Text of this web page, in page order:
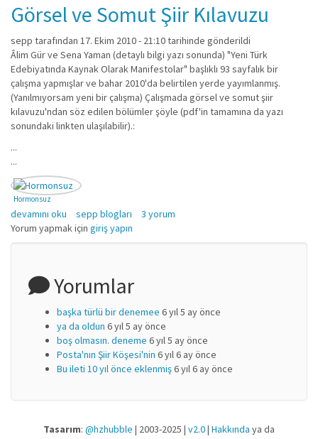
Görsel ve Somut Şiir Kılavuzu
sepp tarafından 17. Ekim 2010 - 21:10 tarihinde gönderildi
Âlim Gür ve Sena Yaman (detaylı bilgi yazı sonunda) "Yeni Türk
Edebiyatında Kaynak Olarak Manifestolar" başlıklı 93 sayfalık bir
çalışma yapmışlar ve bahar 2010'da belirtilen yerde yayımlanmış.
(Yanılmıyorsam yeni bir çalışma) Çalışmada görsel ve somut şiir
kılavuzu'ndan söz edilen bölümler şöyle (pdf'in tamamına da yazı
sonundaki linkten ulaşılabilir).:
...
...
Hormonsuz
Görsel ve Somut Şiir Kılavuzu hakkında
devamını oku sepp blogları
3 yorum
Yorum yapmak için giriş yapın
Yorumlar
başka türlü bir denemee 6 yıl 5 ay önce
ya da oldun 6 yıl 5 ay önce
boş olmasın. deneme 6 yıl 5 ay önce
Posta'nın Şiir Köşesi'nin 6 yıl 6 ay önce
Bu ileti 10 yıl önce eklenmiş6 yıl 6 ay önce
Tasarım: @hzhubble | 2003-2025 | v2.0| Hakkında ya da